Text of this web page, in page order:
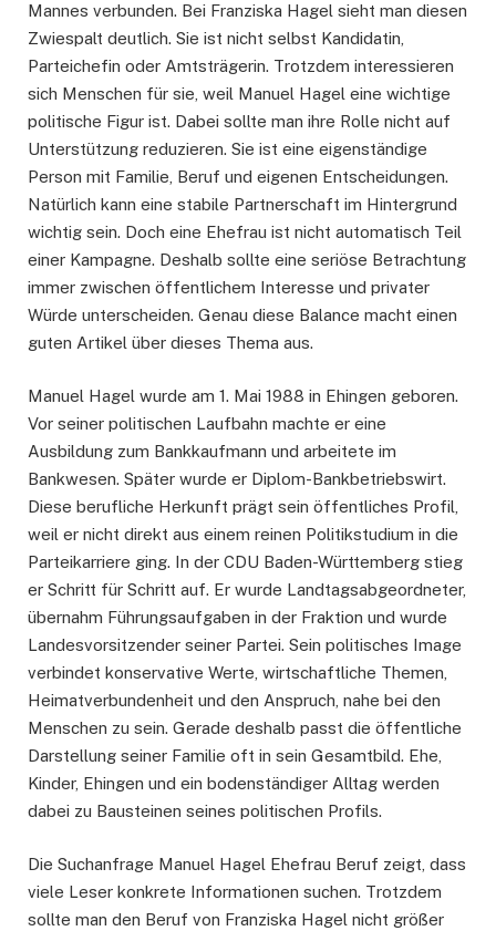
Mannes verbunden. Bei Franziska Hagel sieht man diesen
Zwiespalt deutlich. Sie ist nicht selbst Kandidatin,
Parteichefin oder Amtsträgerin. Trotzdem interessieren
sich Menschen für sie, weil Manuel Hagel eine wichtige
politische Figur ist. Dabei sollte man ihre Rolle nicht auf
Unterstützung reduzieren. Sie ist eine eigenständige
Person mit Familie, Beruf und eigenen Entscheidungen.
Natürlich kann eine stabile Partnerschaft im Hintergrund
wichtig sein. Doch eine Ehefrau ist nicht automatisch Teil
einer Kampagne. Deshalb sollte eine seriöse Betrachtung
immer zwischen öffentlichem Interesse und privater
Würde unterscheiden. Genau diese Balance macht einen
guten Artikel über dieses Thema aus.
Manuel Hagel wurde am 1. Mai 1988 in Ehingen geboren.
Vor seiner politischen Laufbahn machte er eine
Ausbildung zum Bankkaufmann und arbeitete im
Bankwesen. Später wurde er Diplom-Bankbetriebswirt.
Diese berufliche Herkunft prägt sein öffentliches Profil,
weil er nicht direkt aus einem reinen Politikstudium in die
Parteikarriere ging. In der CDU Baden-Württemberg stieg
er Schritt für Schritt auf. Er wurde Landtagsabgeordneter,
übernahm Führungsaufgaben in der Fraktion und wurde
Landesvorsitzender seiner Partei. Sein politisches Image
verbindet konservative Werte, wirtschaftliche Themen,
Heimatverbundenheit und den Anspruch, nahe bei den
Menschen zu sein. Gerade deshalb passt die öffentliche
Darstellung seiner Familie oft in sein Gesamtbild. Ehe,
Kinder, Ehingen und ein bodenständiger Alltag werden
dabei zu Bausteinen seines politischen Profils.
Die Suchanfrage Manuel Hagel Ehefrau Beruf zeigt, dass
viele Leser konkrete Informationen suchen. Trotzdem
sollte man den Beruf von Franziska Hagel nicht größer